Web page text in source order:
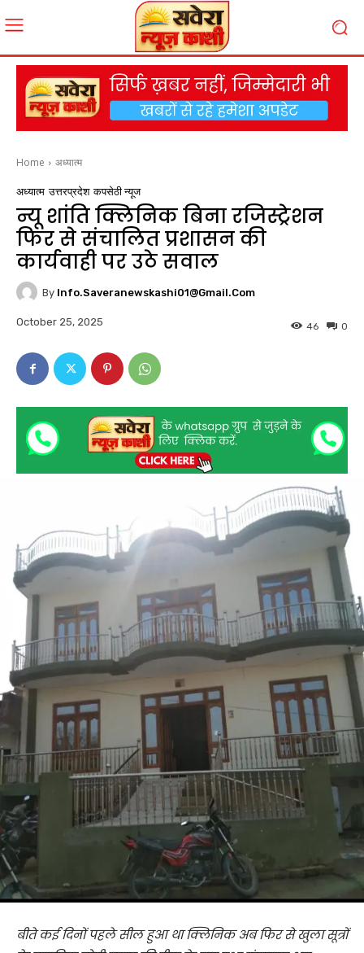
Home अध्यात्म
अध्यात्म उत्तरप्रदेश कपसेठी न्यूज
न्यू शांति क्लिनिक बिना रजिस्ट्रेशन
फिर से संचालित प्रशासन की
कार्यवाही पर उठे सवाल
By Info.saveranewskashi01@gmail.com
October 25, 2025 0
46
बीते कई दिनों पहले सील हुआ था क्लिनिक अब फिर से खुला सूत्रों